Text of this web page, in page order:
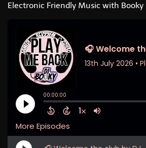
Electronic Friendly Music with Booky